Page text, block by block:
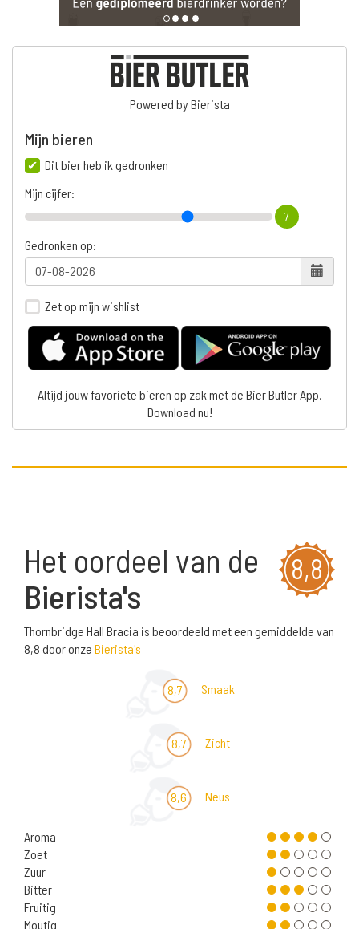
Powered by Bierista
Mijn bieren
Dit bier heb ik gedronken
Mijn cijfer:
7
Gedronken op:
Zet op mijn wishlist
Altijd jouw favoriete bieren op zak met de Bier Butler App.
Download nu!
8,8
Het oordeel van de
Bierista's
Thornbridge Hall Bracia is beoordeeld met een gemiddelde van
8,8 door onze Bierista's
8,7 Smaak
8,7 Zicht
8,6 Neus
Aroma
Zoet
Zuur
Bitter
Fruitig
Moutig